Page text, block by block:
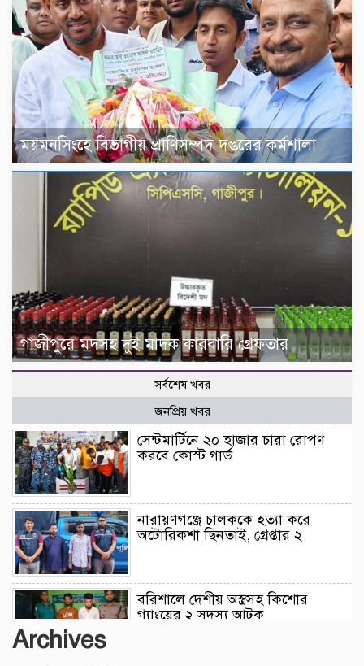
ময়মনসিংহে বিভাগীয় প্রাণিসম্পদ দপ্তরের কর্মশালা
গাজীপুরে মদসহ দুই মাদক কারবারি গ্রেফতার
সর্বশেষ খবর
জনপ্রিয় খবর
সেন্টমার্টিনে ২০ হাজার চারা রোপণ
করবে কোস্ট গার্ড
নারায়ণগঞ্জে চালককে হত্যা করে
অটোরিকশা ছিনতাই, গ্রেপ্তার ২
বরিশালে দেশীয় অস্ত্রসহ কিশোর
গ্যাংয়ের ২ সদস্য আটক
Archives